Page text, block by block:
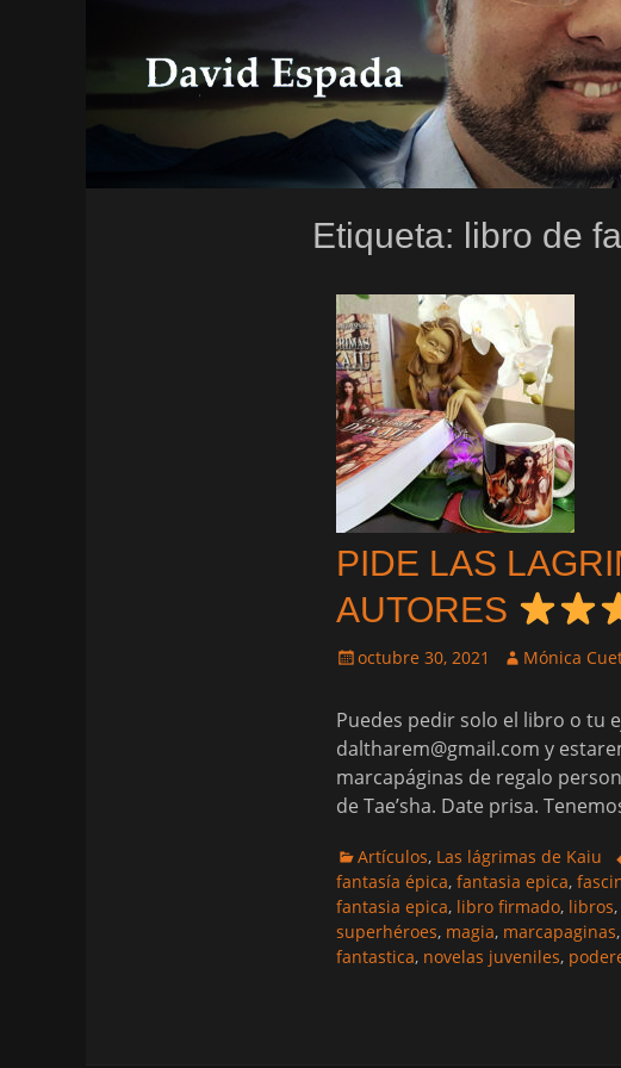
Etiqueta: libro de
PIDE LAS
AUTORES
Publicado
octubre 30, 2021 AutorMónica
Puedes pedir solo el libro o tu
daltharem@gmail.com y
marcapáginas de regalo
de Tae’sha. Date prisa.
Categorias
Artículos, Las lágrimas de Kaiu
fantasía épica, fantasia epica,
fantasia epica, libro firmado, libros,
superhéroes, magia, marcapaginas,
fantastica, novelas juveniles,